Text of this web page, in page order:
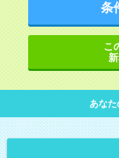
条
こ
あなた